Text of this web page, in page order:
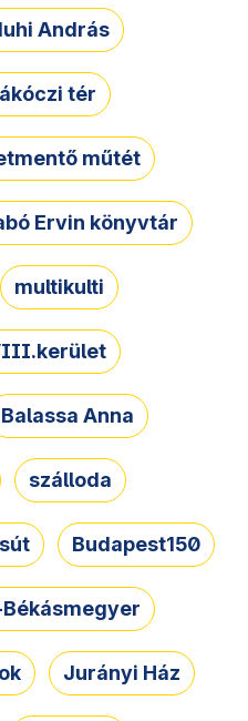
András
tér
műtét
Ervin könyvtár
multikulti
Balassa Anna
szálloda
Budapest150
Jurányi Ház